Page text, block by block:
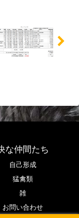
な仲間たち
自己形成
猛禽類
雑
お問い合わせ